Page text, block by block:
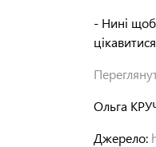
- Нині щоб
Ольга
Джерело: